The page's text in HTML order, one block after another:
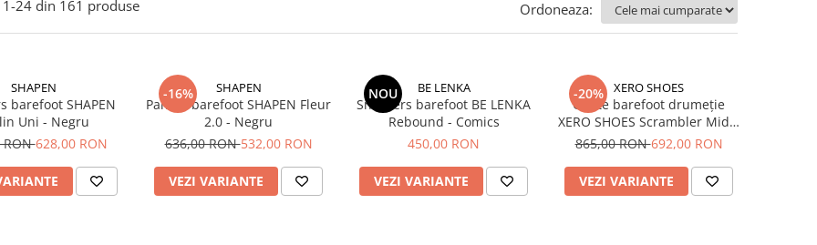
1-24 din 161 produse Ordoneaza:
SHAPEN
barefoot SHAPEN
Uni - Negru
RON628,00 RON
-16% SHAPEN
Pantofi barefoot SHAPEN Fleur
2.0 - Negru
636,00 RON532,00 RON
VEZI VARIANTE
NOU BE LENKA
Sneakers barefoot BE LENKA
Rebound - Comics
450,00 RON
VEZI VARIANTE
-20% XERO SHOES
Ghete barefoot drumeție
XERO SHOES Scrambler Mid II
bǎrbați - Maro & gri
865,00 RON692,00 RON
VEZI VARIANTE